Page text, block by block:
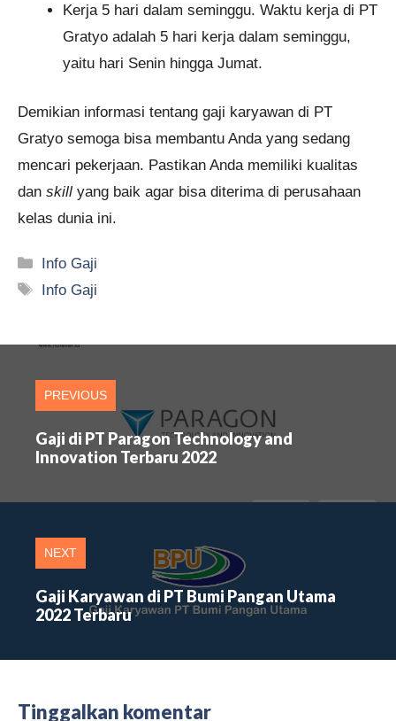
Kerja 5 hari dalam seminggu. Waktu kerja di PT
Gratyo adalah 5 hari kerja dalam seminggu,
yaitu hari Senin hingga Jumat.
Demikian informasi tentang gaji karyawan di PT
Gratyo semoga bisa membantu Anda yang sedang
mencari pekerjaan. Pastikan Anda memiliki kualitas
dan skill yang baik agar bisa diterima di perusahaan
kelas dunia ini.
Kategori
Info Gaji
Tag
Info Gaji
PREVIOUS
Gaji di PT Paragon Technology and
Innovation Terbaru 2022
NEXT
Gaji Karyawan di PT Bumi Pangan Utama
2022 Terbaru
Tinggalkan komentar